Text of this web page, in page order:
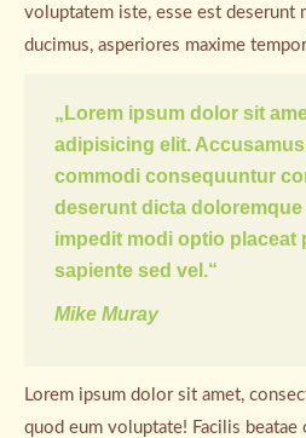
voluptatem iste, esse est deserunt
ducimus, asperiores maxime
„Lorem ipsum dolor sit
adipisicing elit.
commodi consequuntur
deserunt dicta
impedit modi optio placeat
sapiente sed vel.“
Mike Muray
Lorem ipsum dolor sit amet,
quod eum voluptate! Facilis beatae